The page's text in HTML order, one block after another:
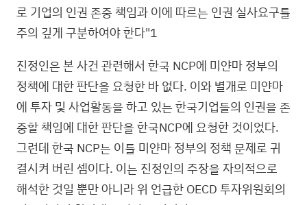
로 기업의 인권 존중 책임과 이에 따르는 인권 실사요구를
주의 깊게 구분하여야 한다"1
진정인은 본 사건 관련해서 한국 NCP에 미얀마 정부의
정책에 대한 판단을 요청한 바 없다. 이와 별개로 미얀마
에 투자 및 사업활동을 하고 있는 한국기업들의 인권을 존
중할 책임에 대한 판단을 한국NCP에 요청한 것이었다.
그런데 한국 NCP는 이를 미얀마 정부의 정책 문제로 귀
결시켜 버린 셈이다. 이는 진정인의 주장을 자의적으로
해석한 것일 뿐만 아니라 위 언급한 OECD 투자위원회의